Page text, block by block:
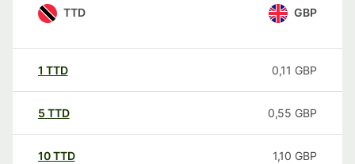
TTD GBP
1 TTD 0,11 GBP
5 TTD 0,55 GBP
10TTD 1,10 GBP